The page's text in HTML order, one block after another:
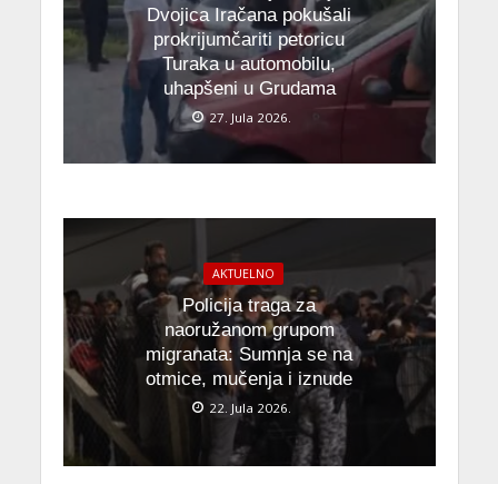
Dvojica Iračana pokušali
prokrijumčariti petoricu
Turaka u automobilu,
uhapšeni u Grudama
27. Jula 2026.
AKTUELNO
Policija traga za
naoružanom grupom
migranata: Sumnja se na
otmice, mučenja i iznude
22. Jula 2026.